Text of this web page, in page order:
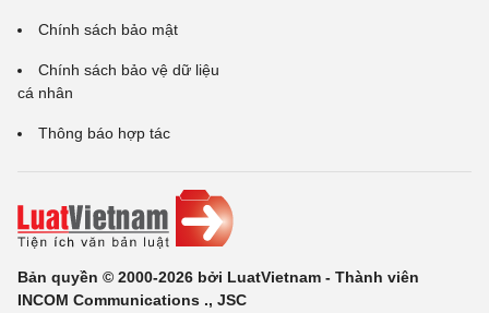
Chính sách bảo mật
Chính sách bảo vệ dữ liệu
cá nhân
Thông báo hợp tác
Bản quyền © 2000-2026 bởi LuatVietnam - Thành viên
INCOM Communications ., JSC